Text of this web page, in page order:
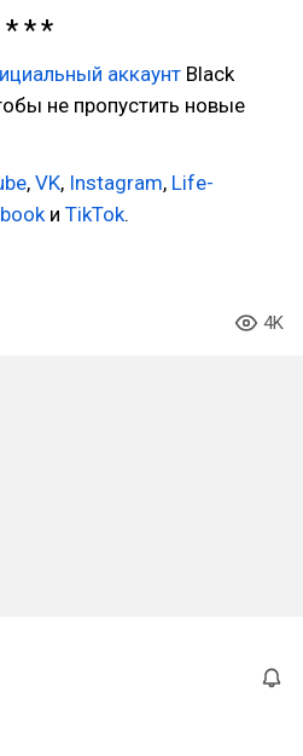
аккаунт Black
не пропустить новые
, VK, Instagram, Life-
и TikTok.
4K